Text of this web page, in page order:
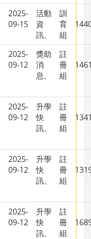
2025-
09-15
活動
資
訊、
訓
育
組
2025-
09-12
獎助
消
息、
註
冊
組
2025-
09-12
升學
快
訊、
註
冊
組
2025-
09-12
升學
快
訊、
註
冊
組
2025-
09-12
升學
快
訊、
註
冊
組